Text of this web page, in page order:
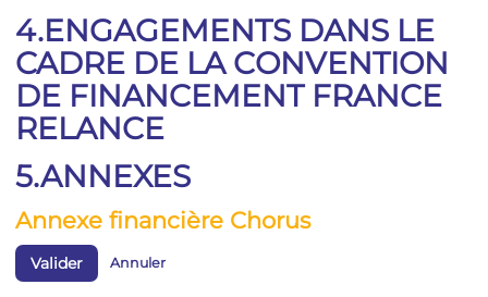
4.ENGAGEMENTS DANS LE
CADRE DE LA CONVENTION
DE FINANCEMENT FRANCE
RELANCE
5.ANNEXES
Annexe financière Chorus
Valider Annuler